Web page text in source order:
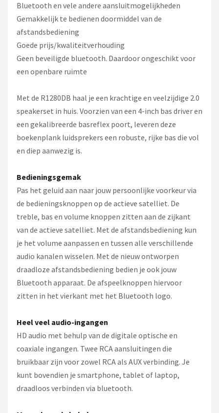
Bluetooth en vele andere aansluitmogelijkheden
Gemakkelijk te bedienen doormiddel van de
afstandsbediening
Goede prijs/kwaliteitverhouding
Geen beveiligde bluetooth. Daardoor ongeschikt voor
een openbare ruimte
Met de R1280DB haal je een krachtige en veelzijdige 2.0
speakerset in huis. Voorzien van een 4-inch bas driver en
een gekalibreerde basreflex poort, leveren deze
boekenplank luidsprekers een robuste, rijke bas die vol
en diep aanwezig is.
Bedieningsgemak
Pas het geluid aan naar jouw persoonlijke voorkeur via
de bedieningsknoppen op de actieve satelliet. De
treble, bas en volume knoppen zitten aan de zijkant
van de actieve satelliet. Met de afstandsbediening kun
je het volume aanpassen en tussen alle verschillende
audio kanalen wisselen. Met de nieuw ontworpen
draadloze afstandsbediening bedien je ook jouw
Bluetooth apparaat. De afspeelknoppen hiervoor
zitten in het vierkant met het Bluetooth logo.
Heel veel audio-ingangen
HD audio met behulp van de digitale optische en
coaxiale ingangen. Twee RCA aansluitingen die
bruikbaar zijn voor zowel RCA als AUX verbinding. Je
kunt bovendien je smartphone, tablet of laptop,
draadloos verbinden via bluetooth.